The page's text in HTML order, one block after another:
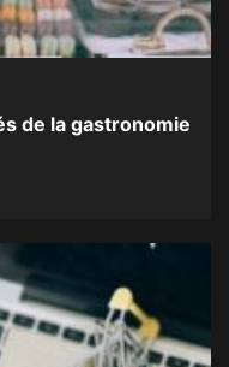
de la gastronomie